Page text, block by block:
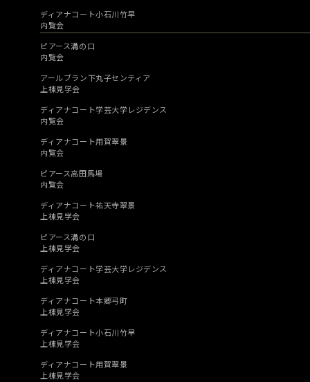
ディアナコート小石川竹早
内覧会
ピアース溝の口
内覧会
アールブラン下丸子センティア
上棟見学会
ディアナコート学芸大学レジデンス
内覧会
ディアナコート用賀翠景
内覧会
ピアース高田馬場
内覧会
ディアナコート祐天寺翠景
上棟見学会
ピアース溝の口
上棟見学会
ディアナコート学芸大学レジデンス
上棟見学会
ディアナコート本郷弓町
上棟見学会
ディアナコート小石川竹早
上棟見学会
ディアナコート用賀翠景
上棟見学会